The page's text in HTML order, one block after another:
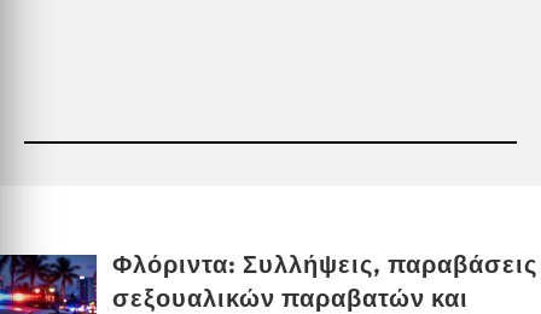
Φλόριντα: Συλλήψεις, παραβάσεις
σεξουαλικών παραβατών και